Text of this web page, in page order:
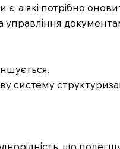
а які потрібно
управління
систему
що